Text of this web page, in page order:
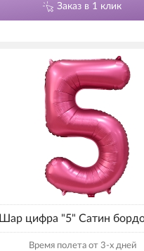
Заказ в 1 клик
Шар цифра "5" Сатин
Время полета от 3-х дней